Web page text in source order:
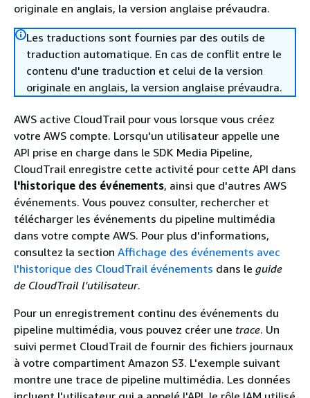
originale en anglais, la version anglaise prévaudra.
Les traductions sont fournies par des outils de
traduction automatique. En cas de conflit entre le
contenu d'une traduction et celui de la version
originale en anglais, la version anglaise prévaudra.
AWS active CloudTrail pour vous lorsque vous créez
votre AWS compte. Lorsqu'un utilisateur appelle une
API prise en charge dans le SDK Media Pipeline,
CloudTrail enregistre cette activité pour cette API dans
l'historique des événements, ainsi que d'autres AWS
événements. Vous pouvez consulter, rechercher et
télécharger les événements du pipeline multimédia
dans votre compte AWS. Pour plus d'informations,
consultez la section Affichage des événements avec
l'historique des CloudTrail événements dans le guide
de CloudTrail l'utilisateur.
Pour un enregistrement continu des événements du
pipeline multimédia, vous pouvez créer une trace. Un
suivi permet CloudTrail de fournir des fichiers journaux
à votre compartiment Amazon S3. L'exemple suivant
montre une trace de pipeline multimédia. Les données